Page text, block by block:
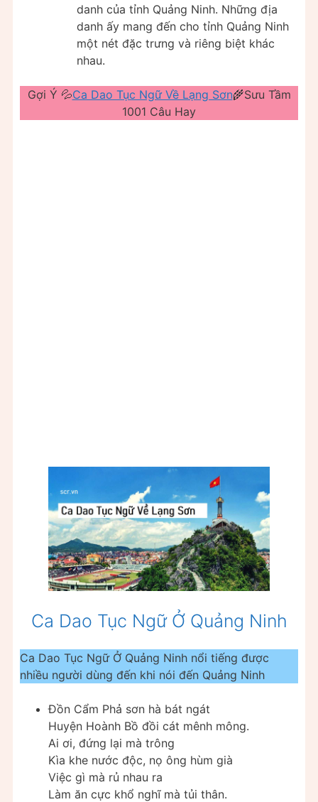
danh của tỉnh Quảng Ninh. Những địa
danh ấy mang đến cho tỉnh Quảng Ninh
một nét đặc trưng và riêng biệt khác
nhau.
Gợi Ý 💦Ca Dao Tục Ngữ Về Lạng Sơn🌾Sưu Tầm
1001 Câu Hay
Ca Dao Tục Ngữ Ở Quảng Ninh
Ca Dao Tục Ngữ Ở Quảng Ninh nổi tiếng được
nhiều người dùng đến khi nói đến Quảng Ninh
Đồn Cẩm Phả sơn hà bát ngát
Huyện Hoành Bồ đồi cát mênh mông.
Ai ơi, đứng lại mà trông
Kìa khe nước độc, nọ ông hùm già
Việc gì mà rủ nhau ra
Làm ăn cực khổ nghĩ mà tủi thân.